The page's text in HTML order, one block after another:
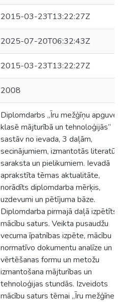
2015-03-23T13:22:27Z
2025-07-20T06:32:43Z
2015-03-23T13:22:27Z
2008
Diplomdarbs „Īru mežģīņu apguve
klasē mājturībā un tehnoloģijās”
sastāv no ievada, 3 daļām,
secinājumiem, izmantotās
saraksta un pielikumiem. Ievadā
aprakstīta tēmas aktualitāte,
norādīts diplomdarba mērķis,
uzdevumi un pētījuma bāze.
Diplomdarba pirmajā daļā izpētīts
mācību saturs. Veikta pusaudžu
vecuma īpatnības izpēte, mācību
normatīvo dokumentu analīze un
vērtēšanas formu un metožu
izmantošana mājturības un
tehnoloģijas stundās. Izveidots
mācību saturs tēmai „Īru mežģīnes”.